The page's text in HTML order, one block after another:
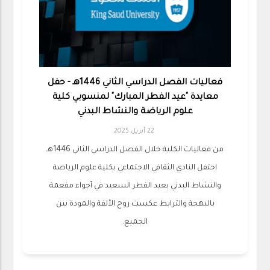
فعاليات الفصل الدراسي الثاني 1446هـ - حفل
معايدة "عيد الفطر المبارك" لمنسوبي كلية
علوم الرياضة والنشاط البدني
22 أبريل 2025
من فعاليات الكلية خلال الفصل الدراسي الثاني 1446هـ
احتفل النادي الثقافي الاجتماعي بكلية علوم الرياضة
والنشاط البدني بعيد الفطر السعيد في أجواء مفعمة
بالبهجة والترابط عكست روح الألفة والمودة بين
الجميع.